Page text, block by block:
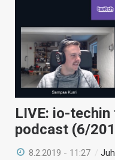
LIVE: io-
podcast (6/
8.2.2019 - 11:27 /